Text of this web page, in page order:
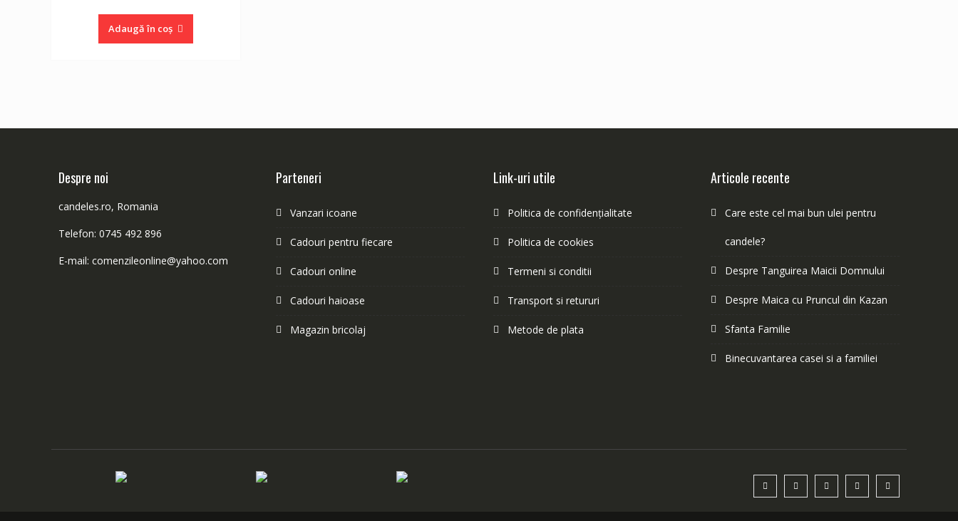
Adaugă în coș
Despre noi
candeles.ro, Romania
Telefon: 0745 492 896
E-mail: comenzileonline@yahoo.com
Parteneri
Vanzari icoane
Cadouri pentru fiecare
Cadouri online
Cadouri haioase
Magazin bricolaj
Link-uri utile
Politica de confidențialitate
Politica de cookies
Termeni si conditii
Transport si retururi
Metode de plata
Articole recente
Care este cel mai bun ulei pentru
candele?
Despre Tanguirea Maicii Domnului
Despre Maica cu Pruncul din Kazan
Sfanta Familie
Binecuvantarea casei si a familiei